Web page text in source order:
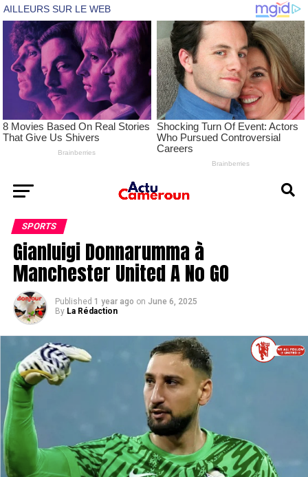
SPORTS
Gianluigi Donnarumma à
Manchester United A No GO
Published 1 year ago on June 6, 2025
By La Rédaction